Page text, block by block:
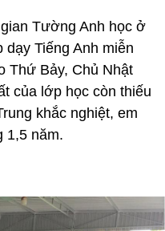
Tường Anh học ở
Tiếng Anh miễn
Thứ Bảy, Chủ Nhật
của lớp học còn thiếu
khắc nghiệt, em
1,5 năm.